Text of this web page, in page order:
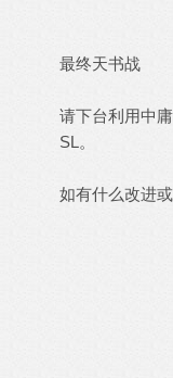
最终天书战
请下台利用中
SL。
如有什么改进